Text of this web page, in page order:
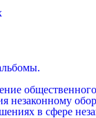
незаконному
в сфере